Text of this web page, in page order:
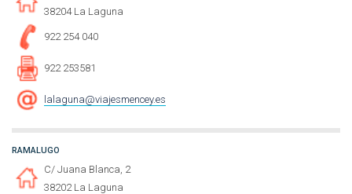
38204 La Laguna
922 254 040
922 253581
lalaguna@viajesmencey.es
RAMALUGO
C/ Juana Blanca, 2
38202 La Laguna